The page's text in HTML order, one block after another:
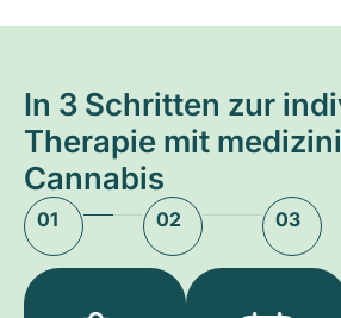
In 3 Schritten zur
Therapie mit
Cannabis
01 02 03